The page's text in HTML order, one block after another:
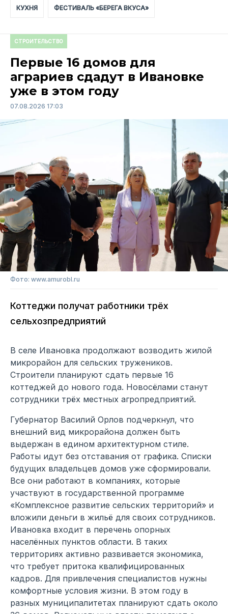
КУХНЯ ФЕСТИВАЛЬ «БЕРЕГА ВКУСА»
СТРОИТЕЛЬСТВО
Первые 16 домов для
аграриев сдадут в Ивановке
уже в этом году
07.08.2026 17:03
Фото: www.amurobl.ru
Коттеджи получат работники трёх
сельхозпредприятий
В селе Ивановка продолжают возводить жилой
микрорайон для сельских тружеников.
Строители планируют сдать первые 16
коттеджей до нового года. Новосёлами станут
сотрудники трёх местных агропредприятий.
Губернатор Василий Орлов подчеркнул, что
внешний вид микрорайона должен быть
выдержан в едином архитектурном стиле.
Работы идут без отставания от графика. Списки
будущих владельцев домов уже сформировали.
Все они работают в компаниях, которые
участвуют в государственной программе
«Комплексное развитие сельских территорий» и
вложили деньги в жильё для своих сотрудников.
Ивановка входит в перечень опорных
населённых пунктов области. В таких
территориях активно развивается экономика,
что требует притока квалифицированных
кадров. Для привлечения специалистов нужны
комфортные условия жизни. В этом году в
разных муниципалитетах планируют сдать около